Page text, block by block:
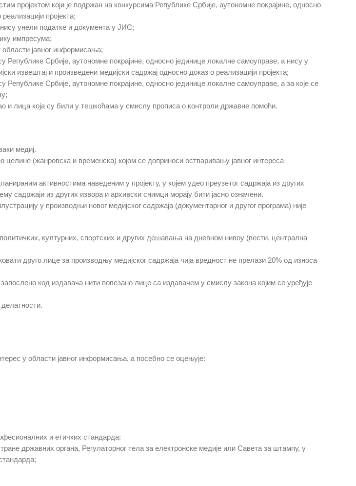
пројектом који је подржан на конкурсима Републике Србије, аутономне покрајине, односно
пројекта;
унели податке и документа у ЈИС;
импресума;
јавног информисања;
Србије, аутономне покрајине, односно јединице локалне самоуправе, а нису у
извештај и произведени медијски садржај односно доказ о реализацији пројекта;
Србије, аутономне покрајине, односно јединице локалне самоуправе, а за које се
и лица која су били у тешкоћама у смислу прописа о контроли државне помоћи.
медиј.
(жанровска и временска) којом се доприноси остваривању јавног интереса
активностима наведеним у пројекту, у којем удео преузетог садржаја из других
садржаји из других извора и архивски снимци морају бити јасно означени.
у производњи новог медијског садржаја (документарног и другог програма) није
културних, спортских и других дешавања на дневном нивоу (вести, централна
друго лице за производњу медијског садржаја чија вредност не прелази 20% од износа
код издавача нити повезано лице са издавачем у смислу закона којим се уређује
у области јавног информисања, а посебно се оцењује:
и етичких стандарда:
државних органа, Регулаторног тела за електронске медије или Савета за штампу, у